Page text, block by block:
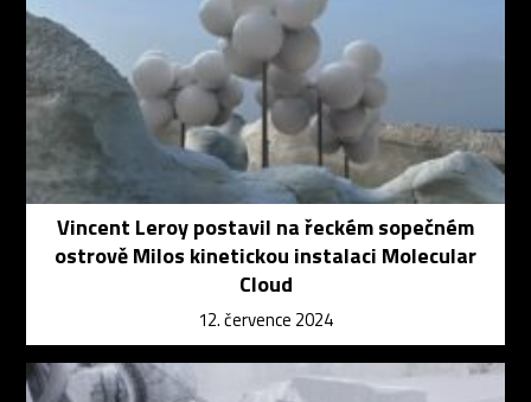
Vincent Leroy postavil na řeckém sopečném
ostrově Milos kinetickou instalaci Molecular
Cloud
12. července 2024